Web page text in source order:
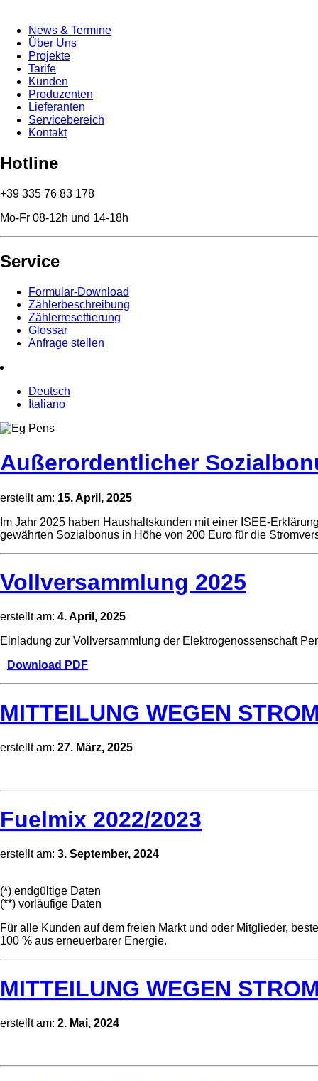
News & Termine
Über Uns
Projekte
Tarife
Kunden
Produzenten
Lieferanten
Servicebereich
Kontakt
Hotline
+39 335 76 83 178
Mo-Fr 08-12h und 14-18h
Service
Formular-Download
Zählerbeschreibung
Zählerresettierung
Glossar
Anfrage stellen
Deutsch
Italiano
Außerordentlicher
erstellt am: 15. April, 2025
Im Jahr 2025 haben Haushaltskunden mit einer ISEE-
gewährten Sozialbonus in Höhe von 200 Euro für die
Vollversammlung 2025
erstellt am: 4. April, 2025
Einladung zur Vollversammlung der Elektrogenossenschaft
Download PDF
MITTEILUNG WEGEN
erstellt am: 27. März, 2025
Fuelmix 2022/2023
erstellt am: 3. September, 2024
(*) endgültige Daten
(**) vorläufige Daten
Für alle Kunden auf dem freien Markt und oder Mitglieder,
100 % aus erneuerbarer Energie.
MITTEILUNG WEGEN
erstellt am: 2. Mai, 2024